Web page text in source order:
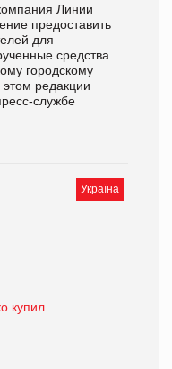
Линии
предоставить
для
средства
городскому
редакции
службе
Україна
купил